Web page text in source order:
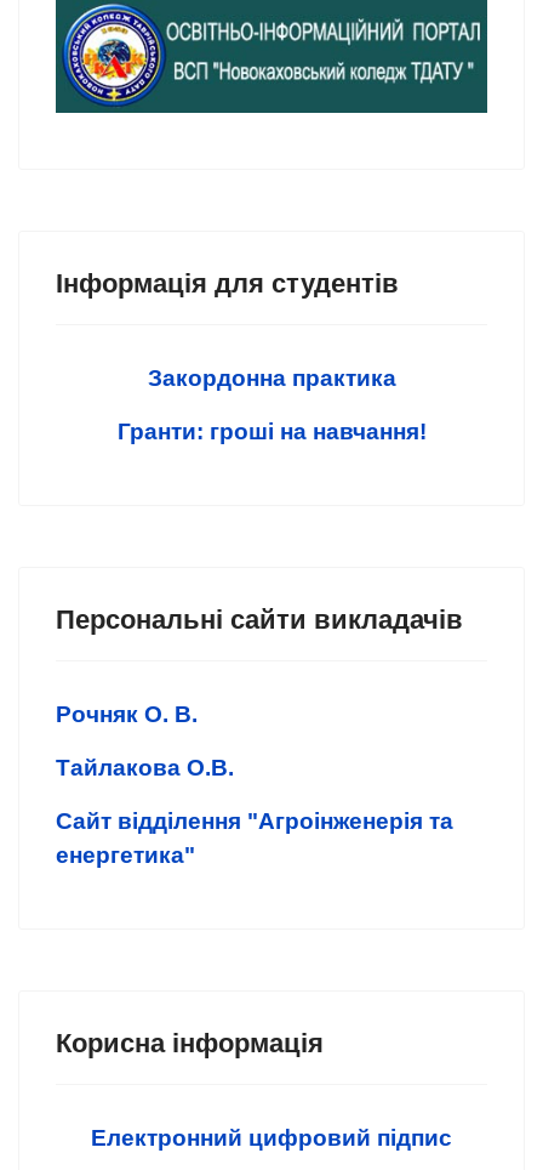
Інформація для студентів
Закордонна практика
Гранти: гроші на навчання!
Персональні сайти викладачів
Рочняк О. В.
Тайлакова О.В.
Сайт відділення "Агроінженерія та
енергетика"
Корисна інформація
Електронний цифровий підпис